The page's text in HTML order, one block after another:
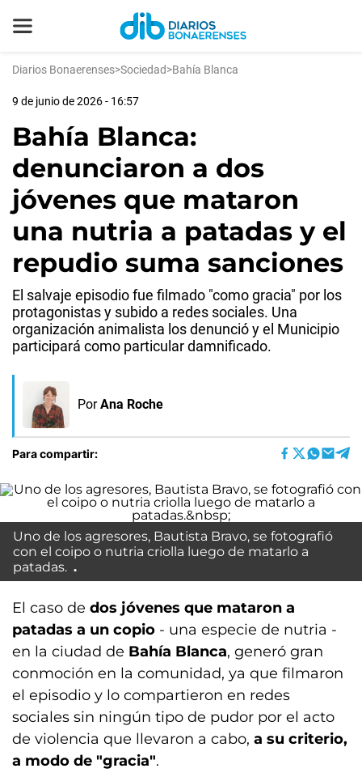
Diarios Bonaerenses>Sociedad>Bahía Blanca
9 de junio de 2026 - 16:57
Bahía Blanca:
denunciaron a dos
jóvenes que mataron
una nutria a patadas y el
repudio suma sanciones
El salvaje episodio fue filmado "como gracia" por los
protagonistas y subido a redes sociales. Una
organización animalista los denunció y el Municipio
participará como particular damnificado.
Por Ana Roche
Para compartir:
Uno de los agresores, Bautista Bravo, se fotografió
con el coipo o nutria criolla luego de matarlo a
patadas.
El caso de dos jóvenes que mataron a
patadas a un copio - una especie de nutria -
en la ciudad de Bahía Blanca, generó gran
conmoción en la comunidad, ya que filmaron
el episodio y lo compartieron en redes
sociales sin ningún tipo de pudor por el acto
de violencia que llevaron a cabo, a su criterio,
a modo de "gracia".